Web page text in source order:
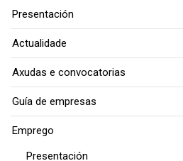
Presentación
Actualidade
Axudas e convocatorias
Guía de empresas
Emprego
Presentación